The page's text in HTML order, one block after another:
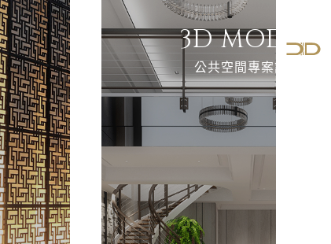
3D MODEL
公共空間專案設計